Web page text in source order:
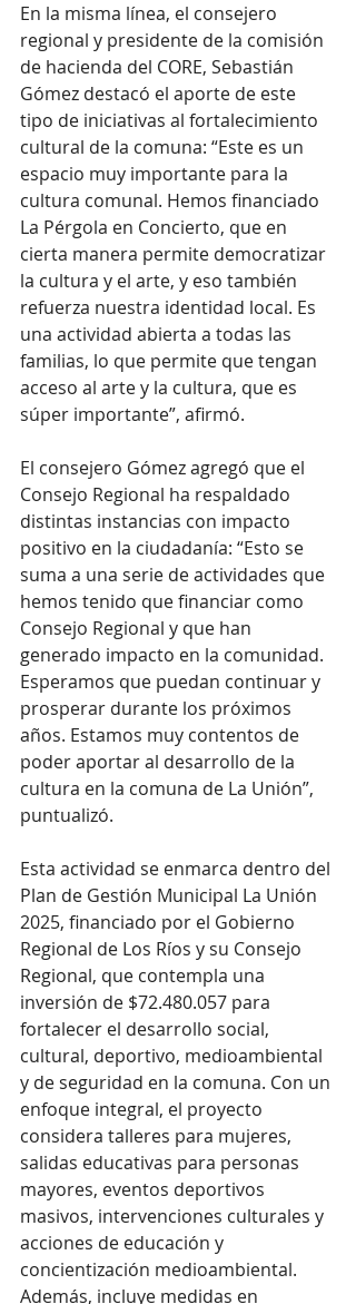
En la misma línea, el consejero
regional y presidente de la comisión
de hacienda del CORE, Sebastián
Gómez destacó el aporte de este
tipo de iniciativas al fortalecimiento
cultural de la comuna: “Este es un
espacio muy importante para la
cultura comunal. Hemos financiado
La Pérgola en Concierto, que en
cierta manera permite democratizar
la cultura y el arte, y eso también
refuerza nuestra identidad local. Es
una actividad abierta a todas las
familias, lo que permite que tengan
acceso al arte y la cultura, que es
súper importante”, afirmó.
El consejero Gómez agregó que el
Consejo Regional ha respaldado
distintas instancias con impacto
positivo en la ciudadanía: “Esto se
suma a una serie de actividades que
hemos tenido que financiar como
Consejo Regional y que han
generado impacto en la comunidad.
Esperamos que puedan continuar y
prosperar durante los próximos
años. Estamos muy contentos de
poder aportar al desarrollo de la
cultura en la comuna de La Unión”,
puntualizó.
Esta actividad se enmarca dentro del
Plan de Gestión Municipal La Unión
2025, financiado por el Gobierno
Regional de Los Ríos y su Consejo
Regional, que contempla una
inversión de $72.480.057 para
fortalecer el desarrollo social,
cultural, deportivo, medioambiental
y de seguridad en la comuna. Con un
enfoque integral, el proyecto
considera talleres para mujeres,
salidas educativas para personas
mayores, eventos deportivos
masivos, intervenciones culturales y
acciones de educación y
concientización medioambiental.
Además, incluye medidas en